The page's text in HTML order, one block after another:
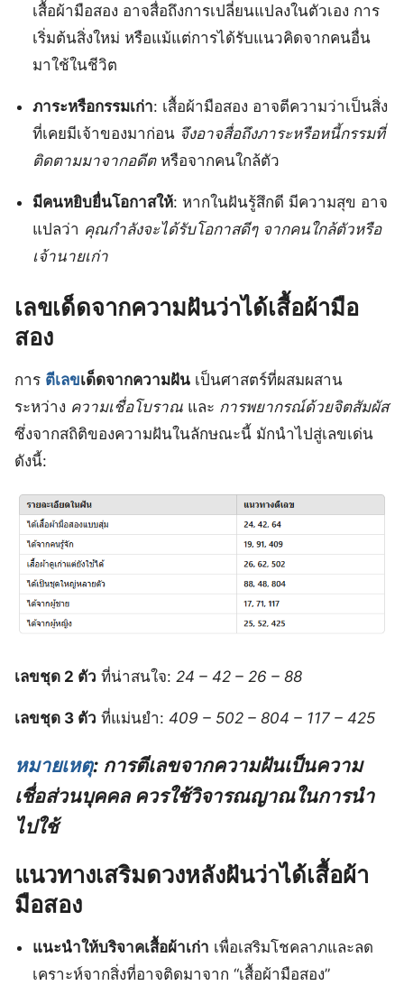
เสื้อผ้ามือสอง อาจสื่อถึงการเปลี่ยนแปลงในตัวเอง การ
เริ่มต้นสิ่งใหม่ หรือแม้แต่การได้รับแนวคิดจากคนอื่น
มาใช้ในชีวิต
ภาระหรือกรรมเก่า: เสื้อผ้ามือสอง อาจตีความว่าเป็นสิ่ง
ที่เคยมีเจ้าของมาก่อน จึงอาจสื่อถึงภาระหรือหนี้กรรมที่
ติดตามมาจากอดีตหรือจากคนใกล้ตัว
มีคนหยิบยื่นโอกาสให้: หากในฝันรู้สึกดี มีความสุข อาจ
แปลว่า คุณกำลังจะได้รับโอกาสดีๆ จากคนใกล้ตัวหรือ
เจ้านายเก่า
เลขเด็ดจากความฝันว่าได้เสื้อผ้ามือ
สอง
การ ตีเลขเด็ดจากความฝัน เป็นศาสตร์ที่ผสมผสาน
ระหว่าง ความเชื่อโบราณ และ การพยากรณ์ด้วยจิตสัมผัส
ซึ่งจากสถิติของความฝันในลักษณะนี้ มักนำไปสู่เลขเด่น
ดังนี้:
เลขชุด 2 ตัว ที่น่าสนใจ: 24 – 42 – 26 – 88
เลขชุด 3 ตัว ที่แม่นยำ: 409 – 502 – 804 – 117 – 425
หมายเหตุ: การตีเลขจากความฝันเป็นความ
เชื่อส่วนบุคคล ควรใช้วิจารณญาณในการนำ
ไปใช้
แนวทางเสริมดวงหลังฝันว่าได้เสื้อผ้า
มือสอง
แนะนำให้บริจาคเสื้อผ้าเก่า เพื่อเสริมโชคลาภและลด
เคราะห์จากสิ่งที่อาจติดมาจาก “เสื้อผ้ามือสอง”